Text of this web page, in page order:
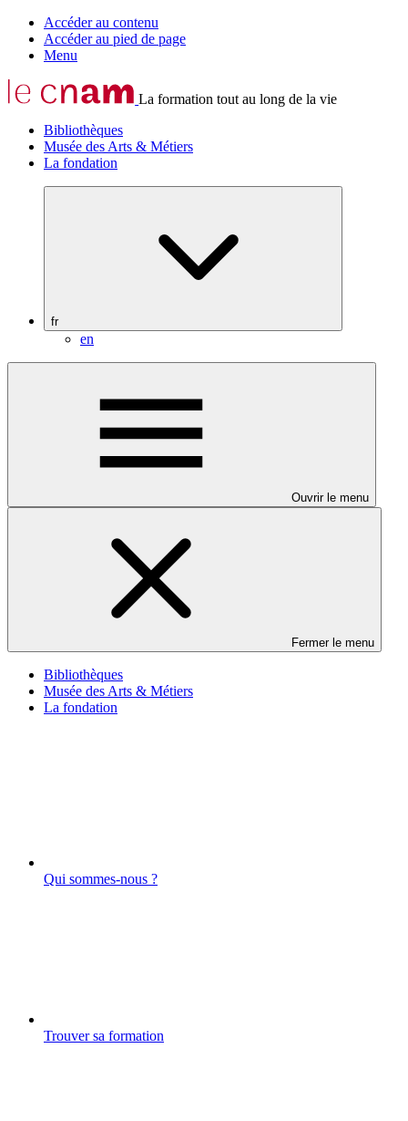
Accéder au contenu
Accéder au pied de page
Menu
La formation tout au long de la vie
Bibliothèques
Musée des Arts & Métiers
La fondation
fr
en
Ouvrir le menu
Fermer le menu
Bibliothèques
Musée des Arts & Métiers
La fondation
Qui sommes-nous ?
Trouver sa formation